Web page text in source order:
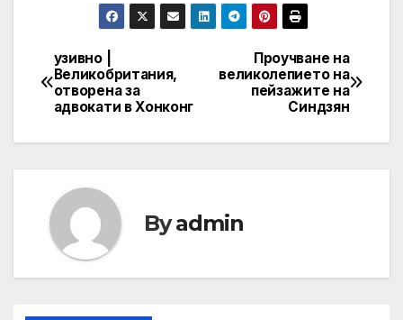
Post
navigation
Проучване на
великолепието на
пейзажите на
Синдзян
узивно |
Великобритания,
отворена за
адвокати в Хонконг
Byadmin